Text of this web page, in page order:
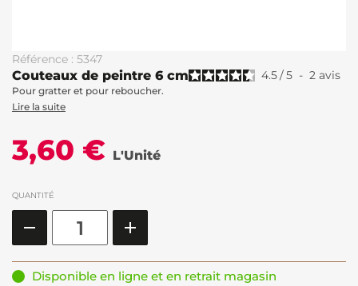
Référence : 5347
Couteaux de peintre 6 cm 4.5/5 - 2 avis
Pour gratter et pour reboucher.
Lire la suite
3,60 € L'Unité
QUANTITÉ
Disponible en ligne et en retrait magasin